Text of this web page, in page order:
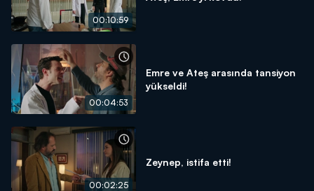
00:10:59
00:04:53
Emre ve Ateş arasında tansiyon
yükseldi!
00:02:25
Zeynep, istifa etti!